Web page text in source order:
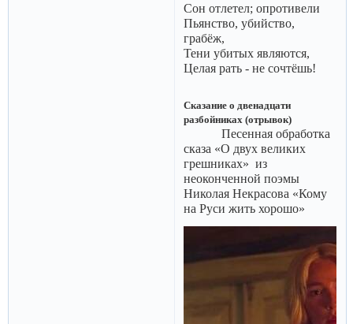
Сон отлетел; опротивели
Пьянство, убийство,
грабёж,
Тени убитых являются,
Целая рать - не сочтёшь!
Сказание о двенадцати
разбойниках (отрывок)
Песенная обработка
сказа «О двух великих
грешниках» из
неоконченной поэмы
Николая Некрасова «Кому
на Руси жить хорошо»